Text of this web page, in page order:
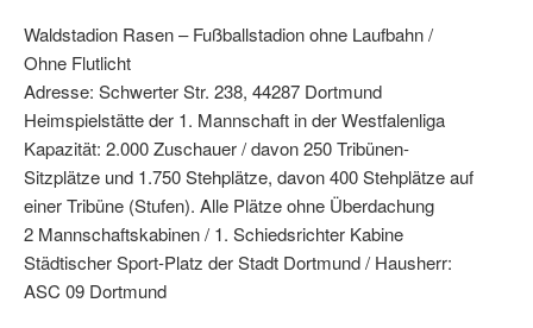
Waldstadion Rasen – Fußballstadion ohne Laufbahn /
Ohne Flutlicht
Adresse: Schwerter Str. 238, 44287 Dortmund
Heimspielstätte der 1. Mannschaft in der Westfalenliga
Kapazität: 2.000 Zuschauer / davon 250 Tribünen-
Sitzplätze und 1.750 Stehplätze, davon 400 Stehplätze auf
einer Tribüne (Stufen). Alle Plätze ohne Überdachung
2 Mannschaftskabinen / 1. Schiedsrichter Kabine
Städtischer Sport-Platz der Stadt Dortmund / Hausherr:
ASC 09 Dortmund